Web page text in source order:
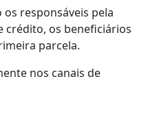
os responsáveis pela
crédito, os beneficiários
parcela.
nos canais de